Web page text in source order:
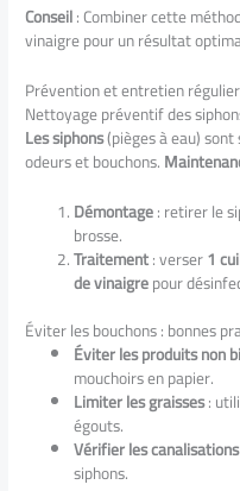
Conseil: Combiner cette
vinaigre pour un résultat
Prévention et entretien régulier
Nettoyage préventif des
Les siphons(pièges à eau) sont
odeurs et bouchons.
Démontage: retirer le
brosse.
Traitement: verser1
de vinaigrepour
Éviter les bouchons : bonnes
Éviter les produits non
mouchoirs en papier.
Limiter les graisses:
égouts.
Vérifier les canalisations
siphons.